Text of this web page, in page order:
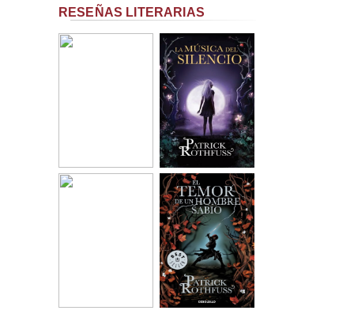
RESEÑAS LITERARIAS